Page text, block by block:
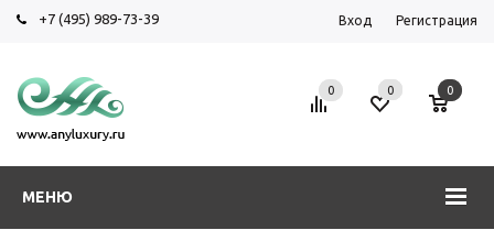
+7 (495) 989-73-39 Вход Регистрация
МЕНЮ
0 0 0